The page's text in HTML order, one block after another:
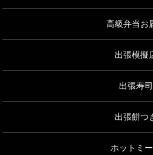
高級弁当お
出張模擬
出張寿司
出張餅つ
ホットミ